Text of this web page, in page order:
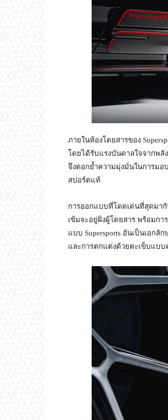
ภายในห้องโดยสารของ
โดยได้รับแรงบันดาลใจจากพ
จึงตอกย้ำความมุ่งมั่นในการม
สปอร์ตแท้
การออกแบบที่โดดเด่นที่สุดมา
เข้มจะอยู่ฝั่งผู้โดยสาร พร้อมก
แบบ Supersports อันเป็นเอก
และการตกแต่งด้วยตะเข็บแบ